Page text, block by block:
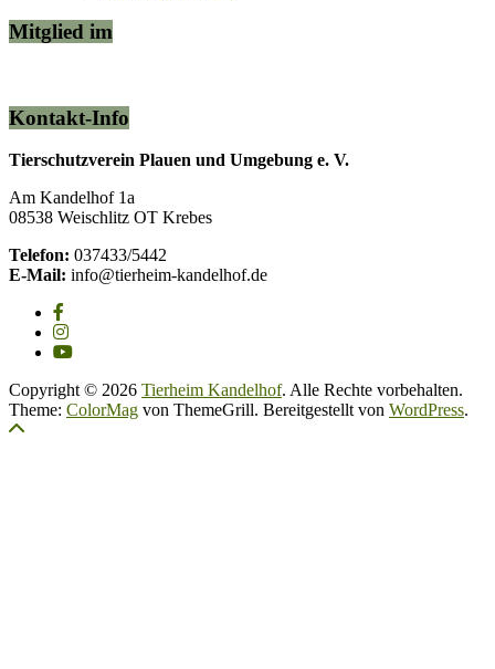
Mitglied im
Kontakt-Info
Tierschutzverein Plauen und Umgebung e. V.
Am Kandelhof 1a
08538 Weischlitz OT Krebes
Telefon: 037433/5442
E-Mail: info@tierheim-kandelhof.de
Copyright © 2026 Tierheim Kandelhof. Alle Rechte vorbehalten.
Theme: ColorMag von ThemeGrill. Bereitgestellt von WordPress.